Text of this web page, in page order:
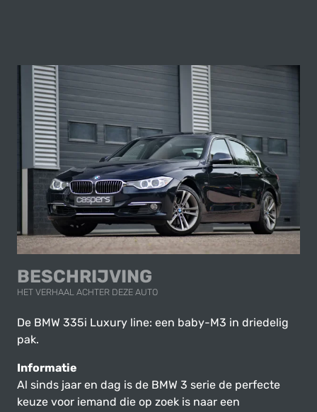
BESCHRIJVING
HET VERHAAL ACHTER DEZE AUTO
De BMW 335i Luxury line: een baby-M3 in driedelig
pak.
Informatie
Al sinds jaar en dag is de BMW 3 serie de perfecte
keuze voor iemand die op zoek is naar een